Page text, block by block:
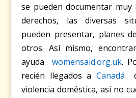
se pueden documentar muy
derechos, las diversas
pueden presentar, planes
otros. Así mismo,
ayudawomensaid.org.uk.
recién llegados a Canadá
violencia doméstica, así no